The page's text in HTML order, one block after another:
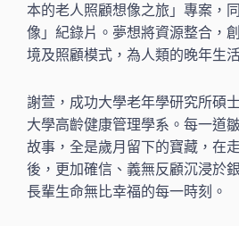
本的老人照顧想像之旅」專案，
像」紀錄片。夢想將資源整合，
境及照顧模式，為人類的晚年生
謝萱，成功大學老年學研究所碩
大學高齡健康管理學系。每一道
故事，全是歲月留下的寶藏，在
後，更加確信、義無反顧沉浸於
長輩生命無比幸福的每一時刻。